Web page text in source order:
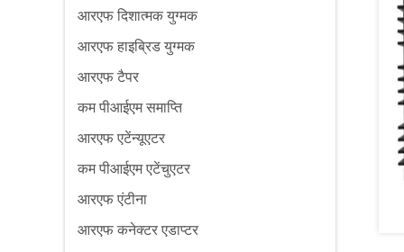
आरएफ दिशात्मक युग्मक
आरएफ हाइब्रिड युग्मक
आरएफ टैपर
कम पीआईएम समाप्ति
आरएफ एटेंन्यूएटर
कम पीआईएम एटेंचुएटर
आरएफ एंटीना
आरएफ कनेक्टर एडाप्टर